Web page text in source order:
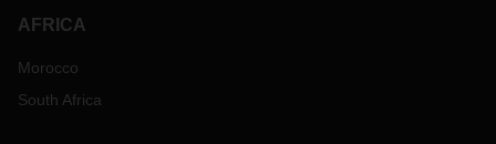
AFRICA
Morocco
South Africa